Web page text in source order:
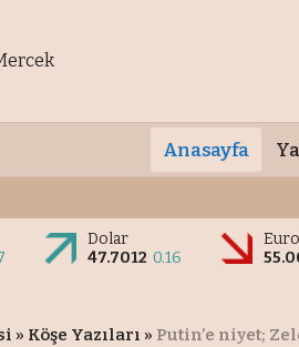
Anasayfa
Dolar
47.7012 0.16
Euro
» Köşe Yazıları » Putin’e niyet;